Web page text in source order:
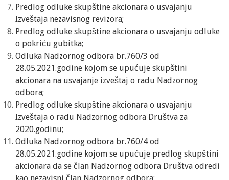
Predlog odluke skupštine akcionara o usvajanju
Izveštaja nezavisnog revizora;
Predlog odluke skupštine akcionara o usvajanju odluke
o pokriću gubitka;
Odluka Nadzornog odbora br.760/3 od
28.05.2021.godine kojom se upućuje skupštini
akcionara na usvajanje izveštaj o radu Nadzornog
odbora;
Predlog odluke skupštine akcionara o usvajanju
Izveštaja o radu Nadzornog odbora Društva za
2020.godinu;
Odluka Nadzornog odbora br.760/4 od
28.05.2021.godine kojom se upućuje predlog skupštini
akcionara da se član Nadzornog odbora Društva odredi